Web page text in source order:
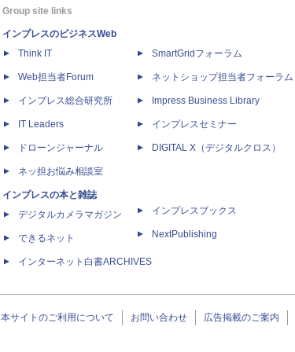
Group site links
インプレスのビジネスWeb
Think IT
Web担当者Forum
インプレス総合研究所
IT Leaders
ドローンジャーナル
ネッ担お悩み相談室
インプレスの本と雑誌
デジタルカメラマガジン
できるネット
インターネット白書ARCHIVES
SmartGridフォーラム
ネットショップ担当者フォーラム
Impress Business Library
インプレスセミナー
DIGITAL X（デジタルクロス）
インプレスブックス
NextPublishing
本サイトのご利用について お問い合わせ 広告掲載のご案内